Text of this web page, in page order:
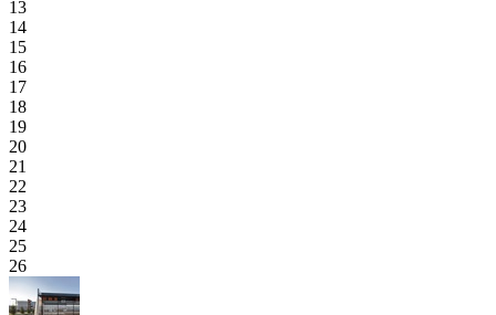
13
14
15
16
17
18
19
20
21
22
23
24
25
26